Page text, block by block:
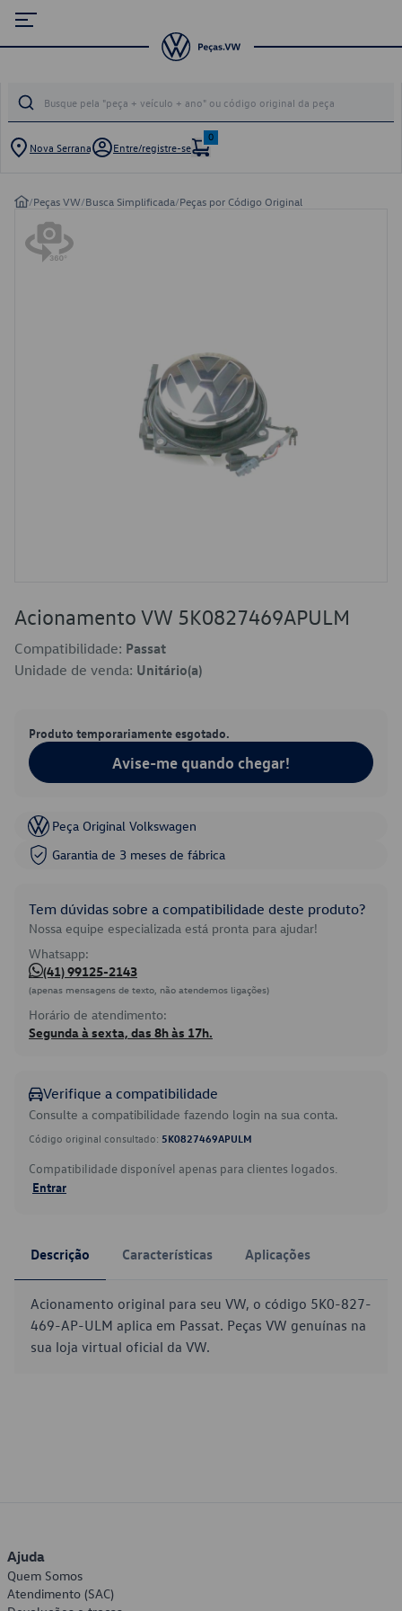
Nova Serrana Entre/registre-se
0
/Peças VW/Busca Simplificada/Peças por Código Original
Acionamento VW 5K0827469APULM
Compatibilidade: Passat
Unidade de venda: Unitário(a)
Produto temporariamente esgotado.
Avise-me quando chegar!
Peça Original Volkswagen
Garantia de 3 meses de fábrica
Tem dúvidas sobre a compatibilidade deste produto?
Nossa equipe especializada está pronta para ajudar!
Whatsapp:
(41) 99125-2143
(apenas mensagens de texto, não atendemos ligações)
Horário de atendimento:
Segunda à sexta, das 8h às 17h.
Verifique a compatibilidade
Consulte a compatibilidade fazendo login na sua conta.
Código original consultado: 5K0827469APULM
Compatibilidade disponível apenas para clientes logados.
Entrar
Descrição Características Aplicações
Acionamento original para seu VW, o código 5K0-827-
469-AP-ULM aplica em Passat. Peças VW genuínas na
sua loja virtual oficial da VW.
Ajuda
Quem Somos
Atendimento (SAC)